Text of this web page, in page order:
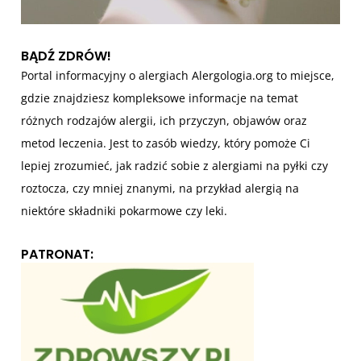
w
BĄDŹ ZDRÓW!
Portal informacyjny o alergiach Alergologia.org to miejsce,
gdzie znajdziesz kompleksowe informacje na temat
różnych rodzajów alergii, ich przyczyn, objawów oraz
metod leczenia. Jest to zasób wiedzy, który pomoże Ci
lepiej zrozumieć, jak radzić sobie z alergiami na pyłki czy
roztocza, czy mniej znanymi, na przykład alergią na
niektóre składniki pokarmowe czy leki.
PATRONAT: